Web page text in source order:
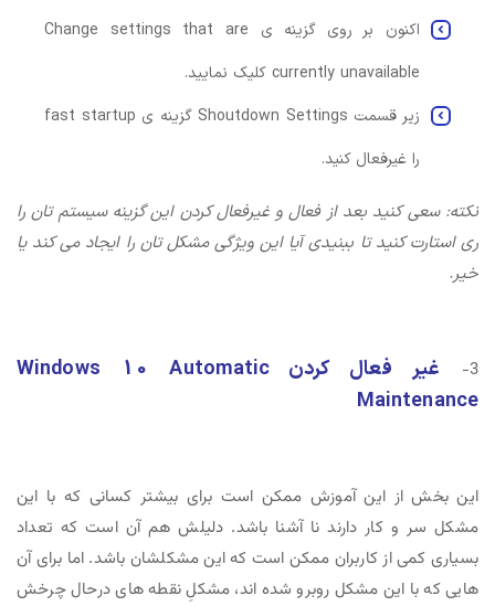
اکنون بر روی گزینه ی Change settings that are
currently unavailable کلیک نمایید.
زیر قسمت Shoutdown Settings گزینه ی fast startup
را غیرفعال کنید.
نکته: سعی کنید بعد از فعال و غیرفعال کردن این گزینه سیستم تان را
ری استارت کنید تا ببنیدی آیا این ویژگی مشکل تان را ایجاد می کند یا
خیر.
3-
غیر فعال کردن Windows 10 Automatic
Maintenance
این بخش از این آموزش ممکن است برای بیشتر کسانی که با این
مشکل سر و کار دارند نا آشنا باشد. دلیلش هم آن است که تعداد
بسیاری کمی از کاربران ممکن است که این مشکلشان باشد. اما برای آن
هایی که با این مشکل روبرو شده اند، مشکلِ نقطه های درحال چرخش